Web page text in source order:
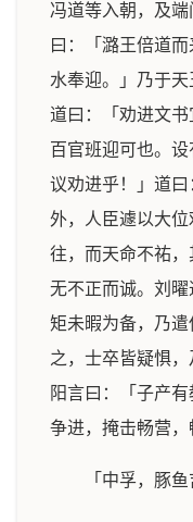
冯道等入朝，及
曰：「潞王倍道
水奉迎。」乃于天
道曰：「劝进文书
百官班迎可也。
议劝进乎！」道
外，人臣遽以大
往，而天命不祐，
无不正而诚。刘
矩未暇为备，乃
之，士卒皆疑惧
阳言曰：「子产
争进，掩击畅营，
「中孚，豚